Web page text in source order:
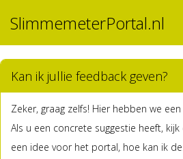
SlimmemeterPortal.nl
Kan ik jullie feedback geven?
Zeker, graag zelfs! Hier hebben we
Als u een concrete suggestie heeft,
een idee voor het portal, hoe kan ik